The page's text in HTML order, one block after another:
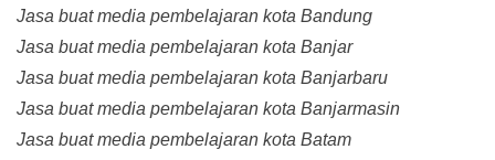
Jasa buat media pembelajaran kota Bandung
Jasa buat media pembelajaran kota Banjar
Jasa buat media pembelajaran kota Banjarbaru
Jasa buat media pembelajaran kota Banjarmasin
Jasa buat media pembelajaran kota Batam